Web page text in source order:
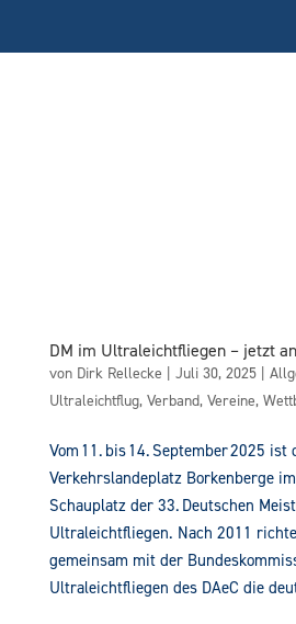
DM im Ultraleichtfliegen – jetzt
von Dirk Rellecke | Juli 30, 2025|
Ultraleichtflug, Verband, Vereine,
Vom 11. bis 14. September 2025 ist
Verkehrslandeplatz Borkenberge
Schauplatz der 33. Deutschen
Ultraleichtfliegen. Nach 2011
gemeinsam mit der
Ultraleichtfliegen des DAeC die